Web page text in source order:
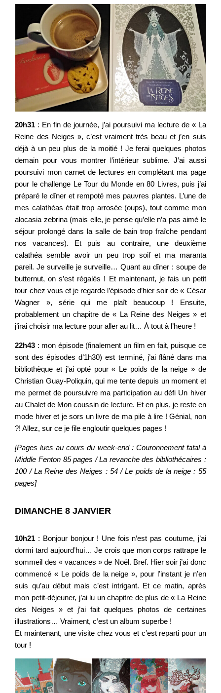
20h31 : En fin de journée, j’ai poursuivi ma lecture de « La
Reine des Neiges », c’est vraiment très beau et j’en suis
déjà à un peu plus de la moitié ! Je ferai quelques photos
demain pour vous montrer l’intérieur sublime. J’ai aussi
poursuivi mon carnet de lectures en complétant ma page
pour le challenge Le Tour du Monde en 80 Livres, puis j’ai
préparé le dîner et rempoté mes pauvres plantes. L’une de
mes calathéas était trop arrosée (oups), tout comme mon
alocasia zebrina (mais elle, je pense qu’elle n’a pas aimé le
séjour prolongé dans la salle de bain trop fraîche pendant
nos vacances). Et puis au contraire, une deuxième
calathéa semble avoir un peu trop soif et ma maranta
pareil. Je surveille je surveille… Quant au dîner : soupe de
butternut, on s’est régalés ! Et maintenant, je fais un petit
tour chez vous et je regarde l’épisode d’hier soir de « César
Wagner », série qui me plaît beaucoup ! Ensuite,
probablement un chapitre de « La Reine des Neiges » et
j’irai choisir ma lecture pour aller au lit… À tout à l’heure !
22h43 : mon épisode (finalement un film en fait, puisque ce
sont des épisodes d’1h30) est terminé, j’ai flâné dans ma
bibliothèque et j’ai opté pour « Le poids de la neige » de
Christian Guay-Poliquin, qui me tente depuis un moment et
me permet de poursuivre ma participation au défi Un hiver
au Chalet de Mon coussin de lecture. Et en plus, je reste en
mode hiver et je sors un livre de ma pile à lire ! Génial, non
?! Allez, sur ce je file engloutir quelques pages !
[Pages lues au cours du week-end : Couronnement fatal à
Middle Fenton 85 pages / La revanche des bibliothécaires :
100 / La Reine des Neiges : 54 / Le poids de la neige : 55
pages]
DIMANCHE 8 JANVIER
10h21 : Bonjour bonjour ! Une fois n’est pas coutume, j’ai
dormi tard aujourd’hui… Je crois que mon corps rattrape le
sommeil des « vacances » de Noël. Bref. Hier soir j’ai donc
commencé « Le poids de la neige », pour l’instant je n’en
suis qu’au début mais c’est intrigant. Et ce matin, après
mon petit-déjeuner, j’ai lu un chapitre de plus de « La Reine
des Neiges » et j’ai fait quelques photos de certaines
illustrations… Vraiment, c’est un album superbe !
Et maintenant, une visite chez vous et c’est reparti pour un
tour !